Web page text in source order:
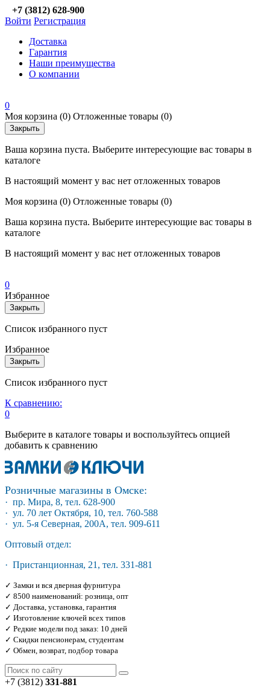
+7 (3812) 628-900
Войти Регистрация
Доставка
Гарантия
Наши преимущества
О компании
0
Моя корзина (0) Отложенные товары (0)
Закрыть
Ваша корзина пуста. Выберите интересующие вас товары в
каталоге
В настоящий момент у вас нет отложенных товаров
Моя корзина (0) Отложенные товары (0)
Ваша корзина пуста. Выберите интересующие вас товары в
каталоге
В настоящий момент у вас нет отложенных товаров
0
Избранное
Закрыть
Список избранного пуст
Избранное
Закрыть
Список избранного пуст
К сравнению:
0
Выберите в каталоге товары и воспользуйтесь опцией
добавить к сравнению
Розничные магазины в Омске:
· пр. Мира, 8, тел. 628-900
· ул. 70 лет Октября, 10, тел. 760-588
· ул. 5-я Северная, 200А, тел. 909-611
Оптовый отдел:
· Пристанционная, 21, тел. 331-881
✓ Замки и вся дверная фурнитура
✓ 8500 наименований: розница, опт
✓ Доставка, установка, гарантия
✓ Изготовление ключей всех типов
✓ Редкие модели под заказ: 10 дней
✓ Скидки пенсионерам, студентам
✓ Обмен, возврат, подбор товара
+7 (3812) 331-881